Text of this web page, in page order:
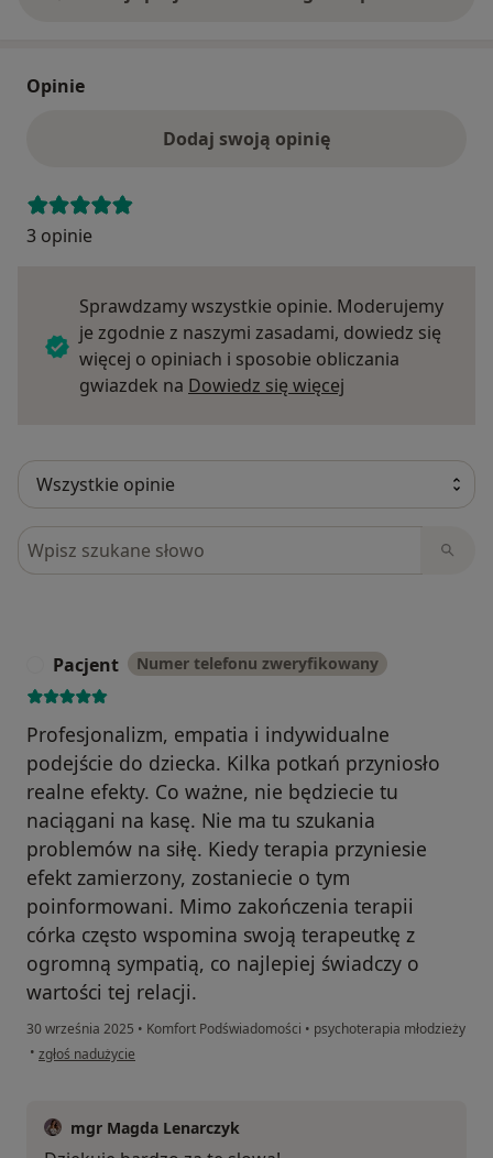
Opinie
Dodaj swoją opinię
3 opinie
Sprawdzamy wszystkie opinie. Moderujemy
je zgodnie z naszymi zasadami, dowiedz się
więcej o opiniach i sposobie obliczania
gwiazdek na Dowiedz się więcej
Szukaj w opiniach
Pacjent Numer telefonu zweryfikowany
Profesjonalizm, empatia i indywidualne
podejście do dziecka. Kilka potkań przyniosło
realne efekty. Co ważne, nie będziecie tu
naciągani na kasę. Nie ma tu szukania
problemów na siłę. Kiedy terapia przyniesie
efekt zamierzony, zostaniecie o tym
poinformowani. Mimo zakończenia terapii
córka często wspomina swoją terapeutkę z
ogromną sympatią, co najlepiej świadczy o
wartości tej relacji.
30 września 2025 • Komfort Podświadomości • psychoterapia młodzieży
• w opinii użytkownika Pacjent
zgłoś nadużycie
mgr Magda Lenarczyk